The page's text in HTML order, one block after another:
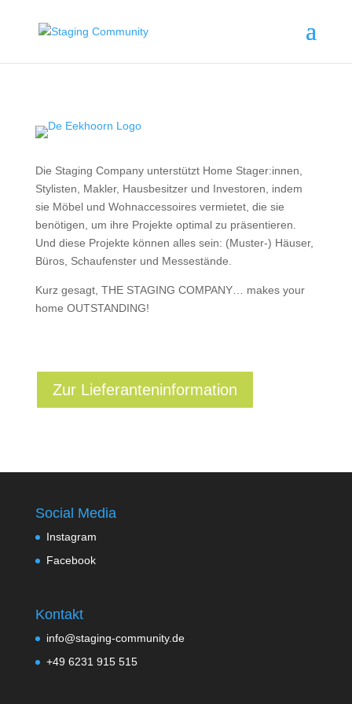
Die Staging Company unterstützt Home Stager:innen,
Stylisten, Makler, Hausbesitzer und Investoren, indem
sie Möbel und Wohnaccessoires vermietet, die sie
benötigen, um ihre Projekte optimal zu präsentieren.
Und diese Projekte können alles sein: (Muster-) Häuser,
Büros, Schaufenster und Messestände.
Kurz gesagt, THE STAGING COMPANY… makes your
home OUTSTANDING!
Zur Lieferanteninformation
Social Media
Instagram
Facebook
Kontakt
info@staging-community.de
+49 6231 915 515